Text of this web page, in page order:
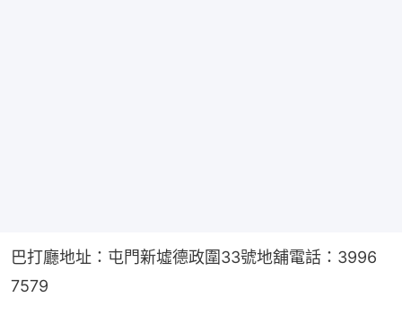
巴打廳地址：屯門新墟德政圍33號地舖電話：3996
7579